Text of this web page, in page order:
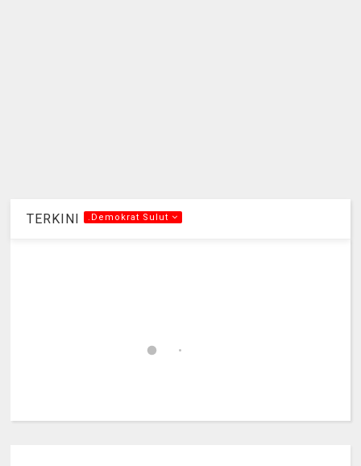
TERKINI .Demokrat Sulut